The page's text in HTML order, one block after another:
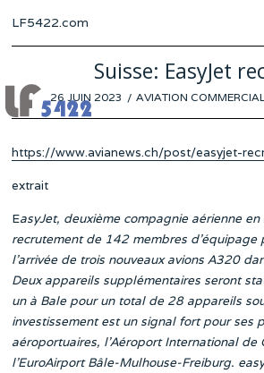
LF5422.com
Suisse: EasyJet
POSTED
ON
26 JUIN 2023 20AVIATION
https://www.avianews.ch/post/easyjet-
extrait
EasyJet, deuxième compagnie aérienne en
recrutement de 142 membres d’équipage
l’arrivée de trois nouveaux avions A320
Deux appareils supplémentaires seront
un à Bale pour un total de 28 appareils
investissement est un signal fort pour ses
aéroportuaires, l’Aéroport International de
l’EuroAirport Bâle-Mulhouse-Freiburg.